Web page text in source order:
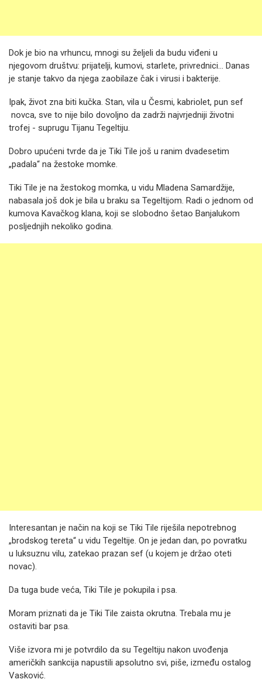
Dok je bio na vrhuncu, mnogi su željeli da budu viđeni u
njegovom društvu: prijatelji, kumovi, starlete, privrednici… Danas
je stanje takvo da njega zaobilaze čak i virusi i bakterije.
Ipak, život zna biti kučka. Stan, vila u Česmi, kabriolet, pun sef
novca, sve to nije bilo dovoljno da zadrži najvrjedniji životni
trofej - suprugu Tijanu Tegeltiju.
Dobro upućeni tvrde da je Tiki Tile još u ranim dvadesetim
„padala“ na žestoke momke.
Tiki Tile je na žestokog momka, u vidu Mladena Samardžije,
nabasala još dok je bila u braku sa Tegeltijom. Radi o jednom od
kumova Kavačkog klana, koji se slobodno šetao Banjalukom
posljednjih nekoliko godina.
Interesantan je način na koji se Tiki Tile riješila nepotrebnog
„brodskog tereta“ u vidu Tegeltije. On je jedan dan, po povratku
u luksuznu vilu, zatekao prazan sef (u kojem je držao oteti
novac).
Da tuga bude veća, Tiki Tile je pokupila i psa.
Moram priznati da je Tiki Tile zaista okrutna. Trebala mu je
ostaviti bar psa.
Više izvora mi je potvrdilo da su Tegeltiju nakon uvođenja
američkih sankcija napustili apsolutno svi, piše, između ostalog
Vasković.